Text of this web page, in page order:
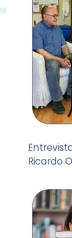
Ricardo